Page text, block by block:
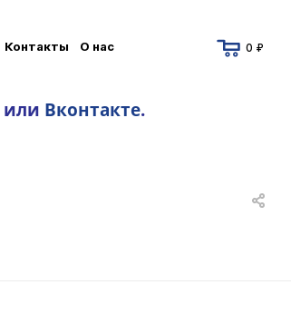
Контакты О нас 0 ₽
или Вконтакте.